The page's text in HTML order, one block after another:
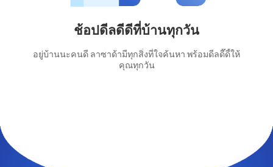
ช้อปดีลดีดีที่บ้านทุกวัน
อยู่บ้านนะคนดี ลาซาด้ามีทุกสิ่งที่ใจค้นหา พร้อมดีลดี๊ดี้ให้
คุณทุกวัน